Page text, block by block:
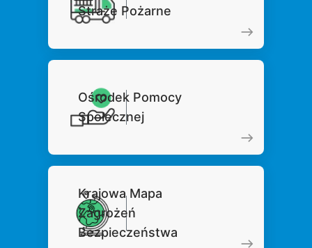
Straże Pożarne
Ośrodek Pomocy
Społecznej
Krajowa Mapa
Zagrożeń
Bezpieczeństwa